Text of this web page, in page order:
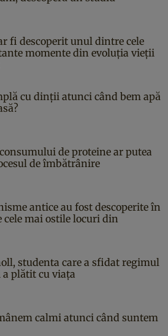
fi descoperit unul dintre cele
momente din evoluția vieții
cu dinții atunci când bem apă
de proteine ar putea
de îmbătrânire
antice au fost descoperite în
mai ostile locuri din
studenta care a sfidat regimul
plătit cu viața
calmi atunci când suntem